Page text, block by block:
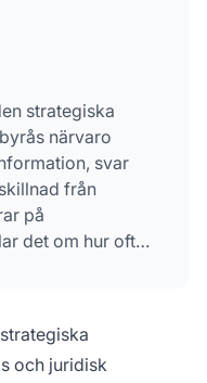
strategiska
närvaro
svar
från
på
det om hur ofta
som svar på
hantering av
och
som
och juridisk